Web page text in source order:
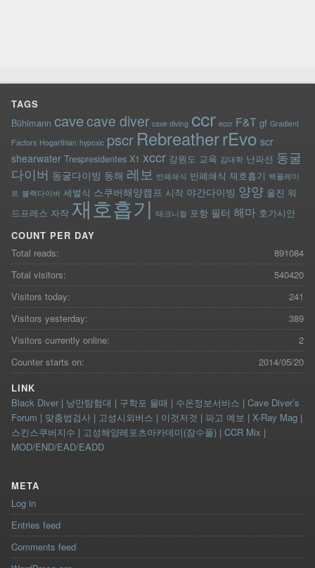
TAGS
Bühlmann cavecave diver cave diving ccr eccr F&T gf Gradient
Factors Hogarthian hypoxic pscr RebreatherrEvo scr
shearwater Trespresidentes X1 xccr 강원도 교육 김대학 난파선 동굴
다이버 동굴다이빙 동해 레보 반폐쇄식 반폐쇄식 재호흡기 백플레이
트 블랙다이버 세벌식 스쿠버해양캠프 시작 야간다이빙 양양 울진 워
드프레스 자작 재호흡기 테크니컬 포항 필터 해마 호가시안
COUNT PER DAY
891084
Total reads:
540420
Total visitors:
241
Visitors today:
389
Visitors yesterday:
2
Visitors currently online:
2014/05/20
Counter starts on:
LINK
Black Diver| 낭만탐험대 | 구학포 물때 | 수온정보서비스 | Cave Diver’s
Forum | 맞춤법검사| 고성시외버스 | 이것저것 | 파고 예보 | X-Ray Mag|
스킨스쿠버지수 | 고성해양레포츠아카데미(잠수풀)| CCR Mix |
MOD/END/EAD/EADD
META
Log in
Entries feed
Comments feed